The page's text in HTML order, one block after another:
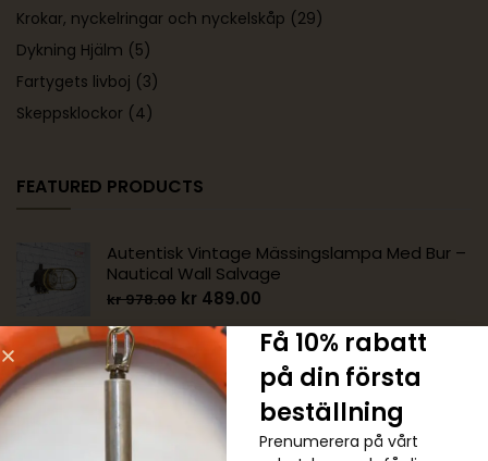
Krokar, nyckelringar och nyckelskåp (29)
Dykning Hjälm (5)
Fartygets livboj (3)
Skeppsklockor (4)
FEATURED PRODUCTS
Autentisk Vintage Mässingslampa Med Bur –
Nautical Wall Salvage
kr978.00 kr 489.00
Autentisk Vintage Mässing 90 Graders
Nautisk Vägglampa
kr kr1,222.00
Få 10% rabatt
på din första
beställning
Prenumerera på vårt